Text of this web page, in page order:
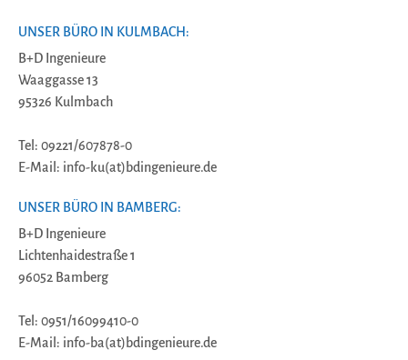
UNSER BÜRO IN KULMBACH:
B+D Ingenieure
Waaggasse 13
95326 Kulmbach
Tel: 09221/607878-0
E-Mail: info-ku(at)bdingenieure.de
UNSER BÜRO IN BAMBERG:
B+D Ingenieure
Lichtenhaidestraße 1
96052 Bamberg
Tel: 0951/16099410-0
E-Mail: info-ba(at)bdingenieure.de